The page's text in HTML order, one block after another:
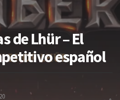
de Lhür – El
español